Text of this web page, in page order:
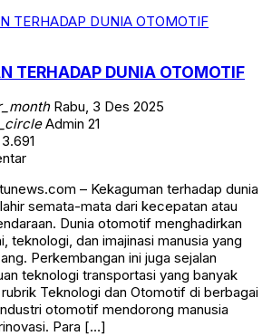
TERHADAP DUNIA OTOMOTIF
Rabu, 3 Des 2025
Admin 21
– Kekaguman terhadap dunia
semata-mata dari kecepatan atau
Dunia otomotif menghadirkan
teknologi, dan imajinasi manusia yang
Perkembangan ini juga sejalan
teknologi transportasi yang banyak
Teknologi dan Otomotif di berbagai
otomotif mendorong manusia
Para […]